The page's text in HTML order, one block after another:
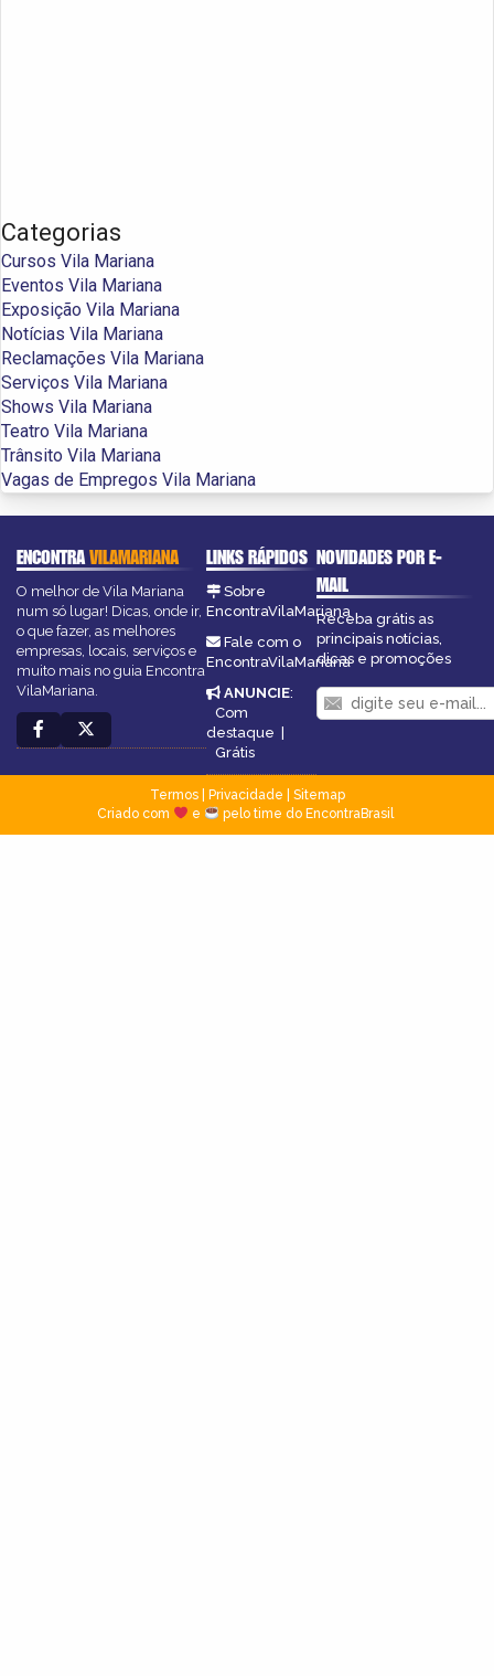
Categorias
Cursos Vila Mariana
Eventos Vila Mariana
Exposição Vila Mariana
Notícias Vila Mariana
Reclamações Vila Mariana
Serviços Vila Mariana
Shows Vila Mariana
Teatro Vila Mariana
Trânsito Vila Mariana
Vagas de Empregos Vila Mariana
ENCONTRAVILAMARIANA
O melhor de Vila Mariana
num só lugar! Dicas, onde ir,
o que fazer, as melhores
empresas, locais, serviços e
muito mais no guia Encontra
VilaMariana.
LINKS RÁPIDOS
Sobre
EncontraVilaMariana
Fale com o
EncontraVilaMariana
ANUNCIE:
Com
destaque |
Grátis
NOVIDADES POR E-
MAIL
Receba grátis as
principais notícias,
dicas e promoções
Termos| Privacidade
Sitemap
Criado com
e pelo time do EncontraBrasil